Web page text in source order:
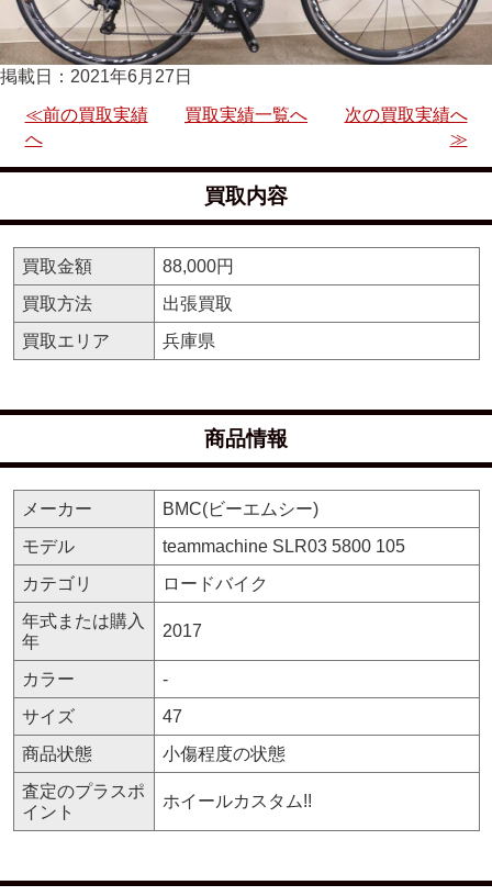
掲載日：2021年6月27日
≪前の買取実績
へ
買取実績一覧へ
次の買取実績へ
≫
買取内容
買取金額
88,000円
買取方法
出張買取
買取エリア
兵庫県
商品情報
メーカー
BMC(ビーエムシー)
モデル
teammachine SLR03 5800 105
カテゴリ
ロードバイク
年式または購入
年
2017
カラー
-
サイズ
47
商品状態
小傷程度の状態
査定のプラスポ
イント
ホイールカスタム!!